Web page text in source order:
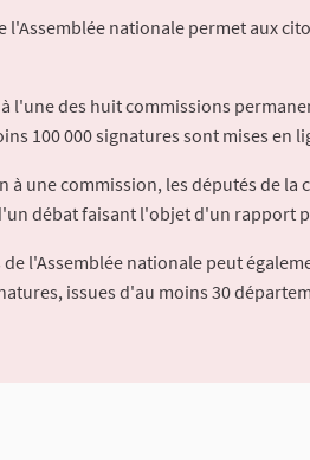
l'Assemblée nationale permet aux
l'une des huit commissions
100 000 signatures sont mises en
à une commission, les députés de
débat faisant l'objet d'un rapport
de l'Assemblée nationale peut
issues d'au moins 30